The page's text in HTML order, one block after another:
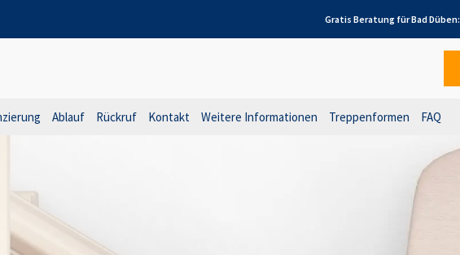
Gratis Beratung fürBad Düben:
Ablauf Rückruf Kontakt Weitere Informationen Treppenformen FAQ